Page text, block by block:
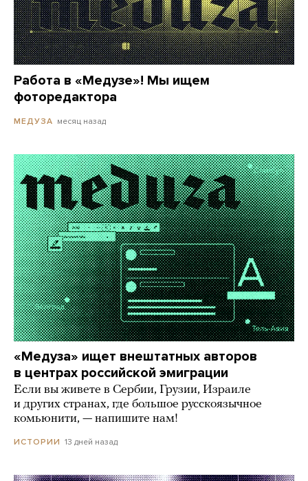
Работа в «Медузе»! Мы ищем
фоторедактора
МЕДУЗА месяц назад
«Медуза» ищет внештатных авторов
в центрах российской эмиграции
Если вы живете в Сербии, Грузии, Израиле
и других странах, где большое русскоязычное
комьюнити, — напишите нам!
ИСТОРИИ 13 дней назад